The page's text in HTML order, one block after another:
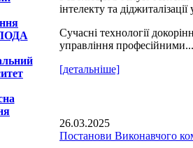
ЛОДА
інтелекту та
Сучасні технології
управління професійними...
[детальніше]
26.03.2025
Постанови Виконавчого